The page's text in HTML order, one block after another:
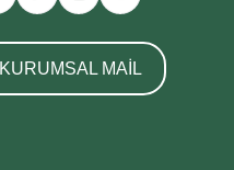
KURUMSAL MAİL